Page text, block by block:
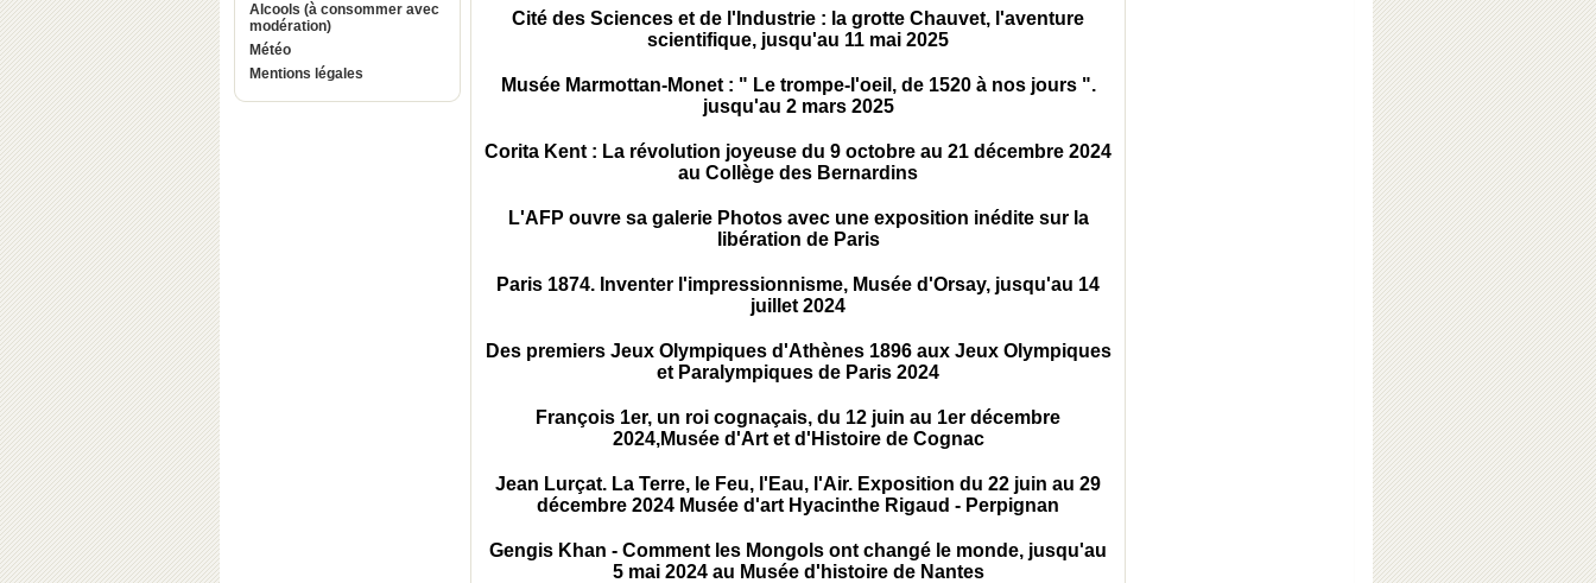
Alcools (à consommer avec
modération)
Météo
Mentions légales
Cité des Sciences et de l'Industrie : la grotte Chauvet, l'aventure
scientifique, jusqu'au 11 mai 2025
Musée Marmottan-Monet : " Le trompe-l'oeil, de 1520 à nos jours ".
jusqu'au 2 mars 2025
Corita Kent : La révolution joyeuse du 9 octobre au 21 décembre 2024
au Collège des Bernardins
L'AFP ouvre sa galerie Photos avec une exposition inédite sur la
libération de Paris
Paris 1874. Inventer l'impressionnisme, Musée d'Orsay, jusqu'au 14
juillet 2024
Des premiers Jeux Olympiques d'Athènes 1896 aux Jeux Olympiques
et Paralympiques de Paris 2024
François 1er, un roi cognaçais, du 12 juin au 1er décembre
2024,Musée d'Art et d'Histoire de Cognac
Jean Lurçat. La Terre, le Feu, l'Eau, l'Air. Exposition du 22 juin au 29
décembre 2024 Musée d'art Hyacinthe Rigaud - Perpignan
Gengis Khan - Comment les Mongols ont changé le monde, jusqu'au
5 mai 2024 au Musée d'histoire de Nantes